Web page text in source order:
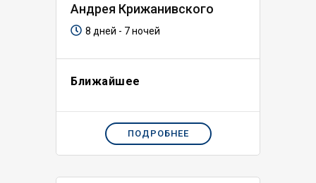
Андрея Крижанивского
8 дней - 7 ночей
Ближайшее
ПОДРОБНЕЕ